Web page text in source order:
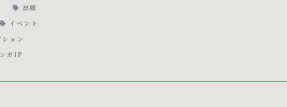
出版
イベント
ョン
ガIP